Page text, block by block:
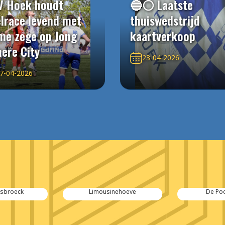
Hoek houdt
levend met
zege op Jong
City
04-2026
🔵⚪️ Laatste
thuiswedstrijd
kaartverkoop
23-04-2026
Limousinehoeve De